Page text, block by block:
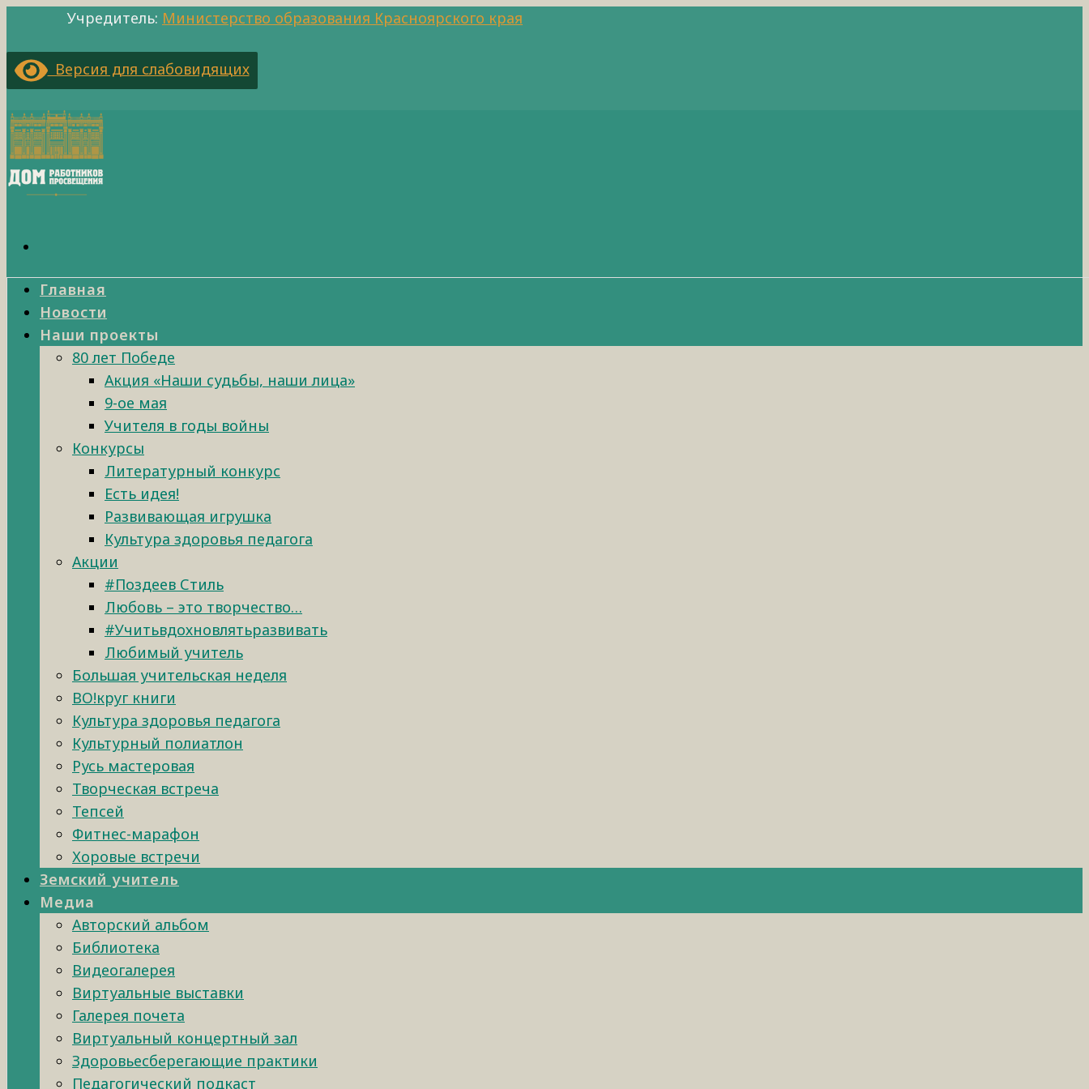
Учредитель: Министерство образования Красноярского края
Версия для слабовидящих
Главная
Новости
Наши проекты
80 лет Победе
Акция «Наши судьбы, наши лица»
9-ое мая
Учителя в годы войны
Конкурсы
Литературный конкурс
Есть идея!
Развивающая игрушка
Культура здоровья педагога
Акции
#Поздеев Стиль
Любовь – это творчество…
#Учитьвдохновлятьразвивать
Любимый учитель
Большая учительская неделя
ВО!круг книги
Культура здоровья педагога
Культурный полиатлон
Русь мастеровая
Творческая встреча
Тепсей
Фитнес-марафон
Хоровые встречи
Земский учитель
Медиа
Авторский альбом
Библиотека
Видеогалерея
Виртуальные выставки
Галерея почета
Виртуальный концертный зал
Здоровьесберегающие практики
Педагогический подкаст